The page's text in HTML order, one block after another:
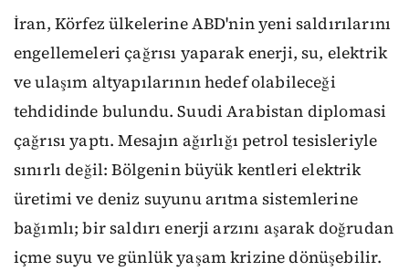
İran, Körfez ülkelerine ABD'nin yeni saldırılarını
engellemeleri çağrısı yaparak enerji, su, elektrik
ve ulaşım altyapılarının hedef olabileceği
tehdidinde bulundu. Suudi Arabistan diplomasi
çağrısı yaptı. Mesajın ağırlığı petrol tesisleriyle
sınırlı değil: Bölgenin büyük kentleri elektrik
üretimi ve deniz suyunu arıtma sistemlerine
bağımlı; bir saldırı enerji arzını aşarak doğrudan
içme suyu ve günlük yaşam krizine dönüşebilir.